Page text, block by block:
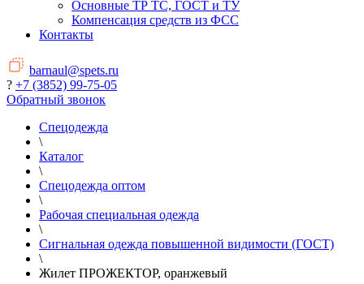
Основные ТР ТС, ГОСТ и ТУ
Компенсация средств из ФСС
Контакты
barnaul@spets.ru
? +7 (3852) 99-75-05
Обратный звонок
Спецодежда
\
Каталог
\
Спецодежда оптом
\
Рабочая специальная одежда
\
Сигнальная одежда повышенной видимости (ГОСТ)
\
Жилет ПРОЖЕКТОР, оранжевый